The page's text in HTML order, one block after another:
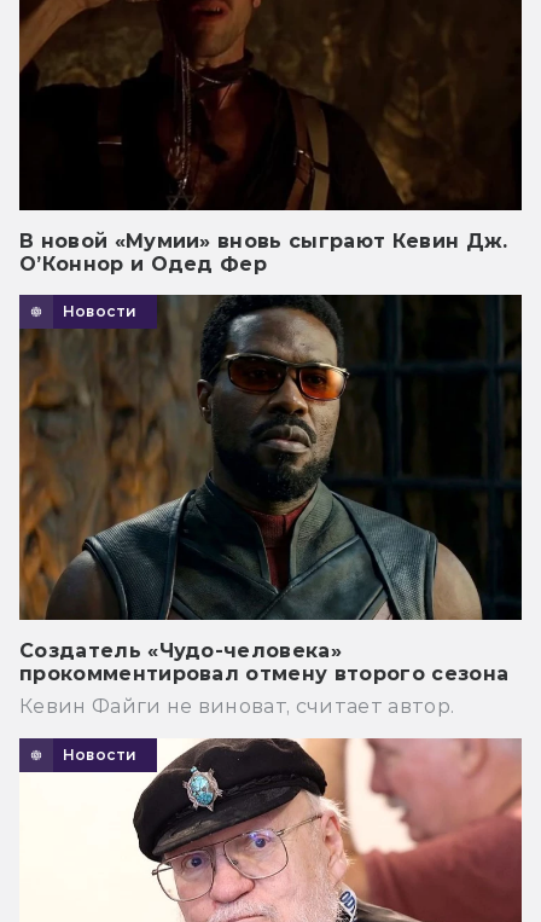
В новой «Мумии» вновь сыграют Кевин Дж.
О’Коннор и Одед Фер
Новости
Создатель «Чудо-человека»
прокомментировал отмену второго сезона
Кевин Файги не виноват, считает автор.
Новости